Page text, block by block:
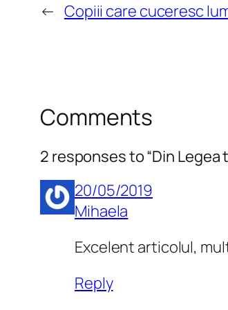
← Copiii care cuceresc
Comments
2 responses to “Din
20/05/2019
Mihaela
Excelent articolul,
Reply